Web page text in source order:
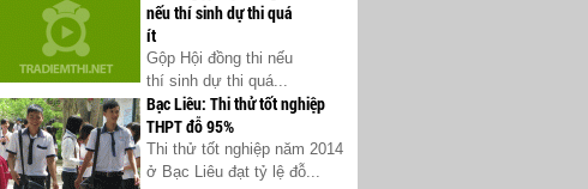
nếu thí sinh dự thi quá
ít
Gộp Hội đồng thi nếu
thí sinh dự thi quá...
Bạc Liêu: Thi thử tốt nghiệp
THPT đỗ 95%
Thi thử tốt nghiệp năm 2014
ở Bạc Liêu đạt tỷ lệ đỗ...